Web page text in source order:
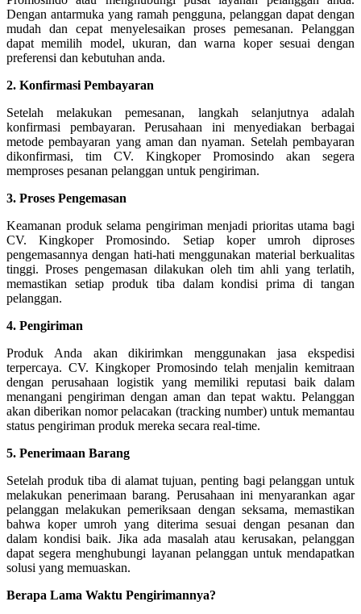
Dengan antarmuka yang ramah pengguna, pelanggan dapat dengan
mudah dan cepat menyelesaikan proses pemesanan. Pelanggan
dapat memilih model, ukuran, dan warna koper sesuai dengan
preferensi dan kebutuhan anda.
2. Konfirmasi Pembayaran
Setelah melakukan pemesanan, langkah selanjutnya adalah
konfirmasi pembayaran. Perusahaan ini menyediakan berbagai
metode pembayaran yang aman dan nyaman. Setelah pembayaran
dikonfirmasi, tim CV. Kingkoper Promosindo akan segera
memproses pesanan pelanggan untuk pengiriman.
3. Proses Pengemasan
Keamanan produk selama pengiriman menjadi prioritas utama bagi
CV. Kingkoper Promosindo. Setiap koper umroh diproses
pengemasannya dengan hati-hati menggunakan material berkualitas
tinggi. Proses pengemasan dilakukan oleh tim ahli yang terlatih,
memastikan setiap produk tiba dalam kondisi prima di tangan
pelanggan.
4. Pengiriman
Produk Anda akan dikirimkan menggunakan jasa ekspedisi
terpercaya. CV. Kingkoper Promosindo telah menjalin kemitraan
dengan perusahaan logistik yang memiliki reputasi baik dalam
menangani pengiriman dengan aman dan tepat waktu. Pelanggan
akan diberikan nomor pelacakan (tracking number) untuk memantau
status pengiriman produk mereka secara real-time.
5. Penerimaan Barang
Setelah produk tiba di alamat tujuan, penting bagi pelanggan untuk
melakukan penerimaan barang. Perusahaan ini menyarankan agar
pelanggan melakukan pemeriksaan dengan seksama, memastikan
bahwa koper umroh yang diterima sesuai dengan pesanan dan
dalam kondisi baik. Jika ada masalah atau kerusakan, pelanggan
dapat segera menghubungi layanan pelanggan untuk mendapatkan
solusi yang memuaskan.
Berapa Lama Waktu Pengirimannya?